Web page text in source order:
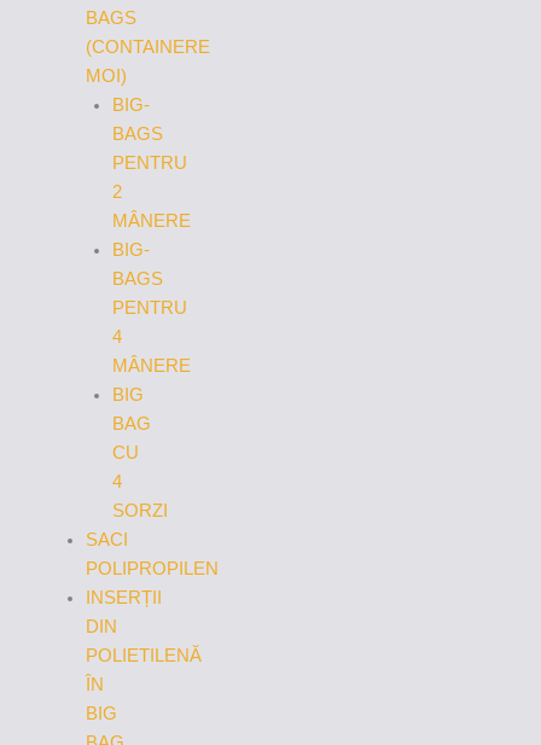
BAGS
(CONTAINERE
MOI)
BIG-
BAGS
PENTRU
2
MÂNERE
BIG-
BAGS
PENTRU
4
MÂNERE
BIG
BAG
CU
4
SORZI
SACI
POLIPROPILEN
INSERȚII
DIN
POLIETILENĂ
ÎN
BIG